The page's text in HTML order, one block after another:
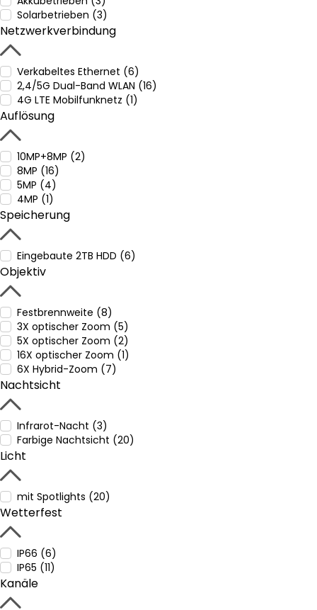
Solarbetrieben (3)
Netzwerkverbindung
Verkabeltes Ethernet (6)
2,4/5G Dual-Band WLAN (16)
4G LTE Mobilfunknetz (1)
Auflösung
10MP+8MP (2)
8MP (16)
5MP (4)
4MP (1)
Speicherung
Eingebaute 2TB HDD (6)
Objektiv
Festbrennweite (8)
3X optischer Zoom (5)
5X optischer Zoom (2)
16X optischer Zoom (1)
6X Hybrid-Zoom (7)
Nachtsicht
Infrarot-Nacht (3)
Farbige Nachtsicht (20)
Licht
mit Spotlights (20)
Wetterfest
IP66 (6)
IP65 (11)
Kanäle